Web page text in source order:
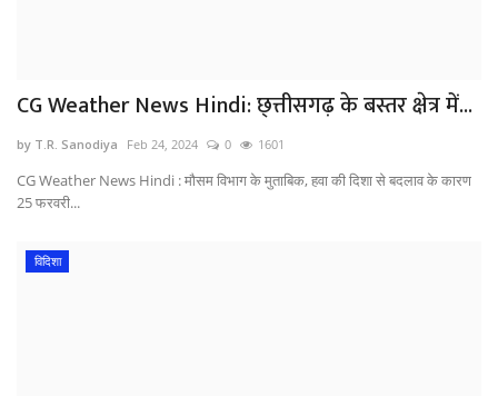
CG Weather News Hindi: छ्त्तीसगढ़ के बस्तर क्षेत्र में...
by T.R. Sanodiya Feb 24, 2024 0 1601
CG Weather News Hindi : मौसम विभाग के मुताबिक, हवा की दिशा से बदलाव के कारण
25 फरवरी...
विदिशा